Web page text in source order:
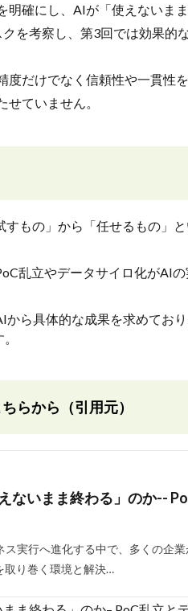
明確にし、AIが「使えないま
を考察し、第3回では効果的
度だけでなく信頼性や一貫性
ていません。
すもの」から「任せるもの」
乱立やデータサイロ化がAI
から具体的な成果を求めてお
らから（引用元）
ないまま終わる」のか--
実行へ進化する中で、多くの企
取り巻く環境と解決…